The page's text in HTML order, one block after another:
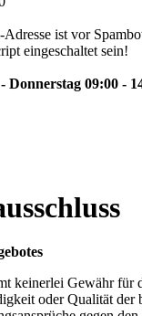
ist vor
eingeschaltet sein!
Donnerstag 09:00 -
keinerlei Gewähr für
oder Qualität der